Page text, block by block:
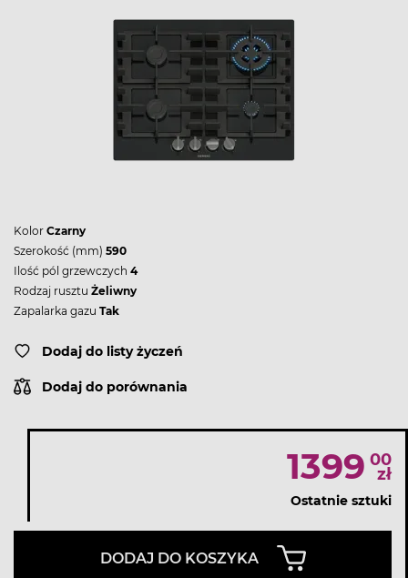
Kolor Czarny
Szerokość (mm) 590
Ilość pól grzewczych 4
Rodzaj rusztu Żeliwny
Zapalarka gazu Tak
Dodaj do listy życzeń
Dodaj do porównania
1399 00
zł
Ostatnie sztuki
DODAJ DO KOSZYKA